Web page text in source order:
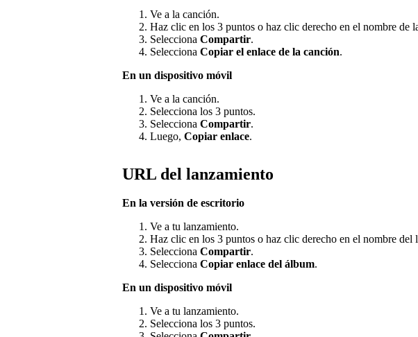
Ve a la canción.
Haz clic en los 3 puntos o haz clic derecho en el nombre de
Selecciona Compartir.
Selecciona Copiar el enlace de la canción.
En un dispositivo móvil
Ve a la canción.
Selecciona los 3 puntos.
Selecciona Compartir.
Luego, Copiar enlace.
URL del lanzamiento
En la versión de escritorio
Ve a tu lanzamiento.
Haz clic en los 3 puntos o haz clic derecho en el nombre del
Selecciona Compartir.
Selecciona Copiar enlace del álbum.
En un dispositivo móvil
Ve a tu lanzamiento.
Selecciona los 3 puntos.